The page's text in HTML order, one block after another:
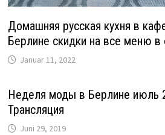
Домашняя русская кухня в
Берлине скидки на все меню
Januar 11, 2022
Неделя моды в Берлине июль
Трансляция
Juni 29, 2019